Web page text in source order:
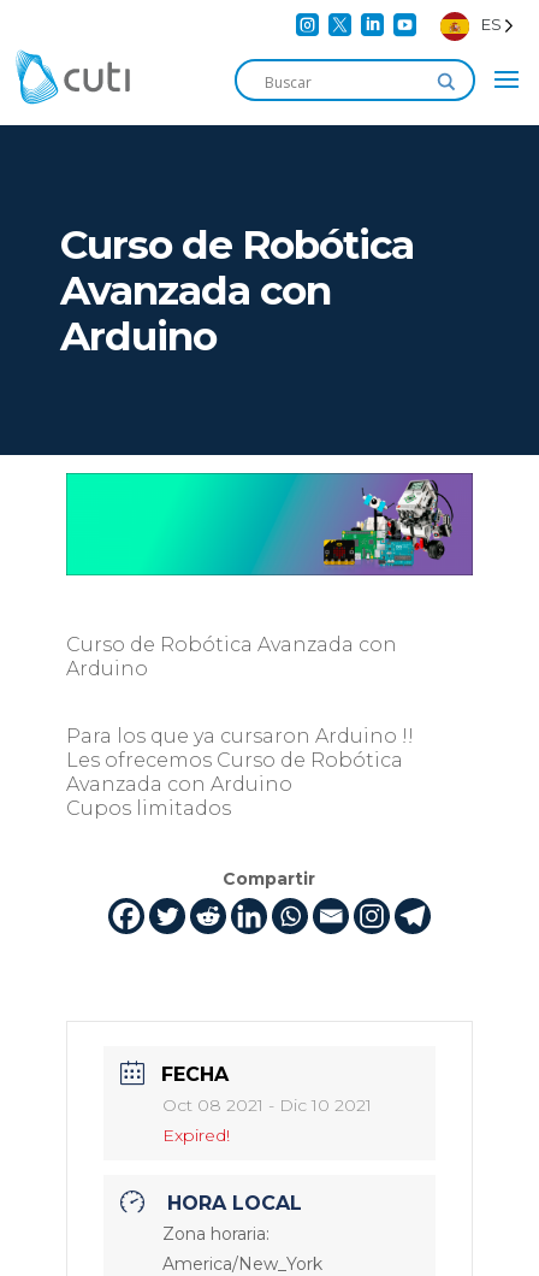
    ES
Curso de Robótica
Avanzada con
Arduino
Curso de Robótica Avanzada con
Arduino
Para los que ya cursaron Arduino !!
Les ofrecemos Curso de Robótica
Avanzada con Arduino
Cupos limitados
Compartir
FECHA
Oct 08 2021 - Dic 10 2021
Expired!
HORA LOCAL
Zona horaria:
America/New_York